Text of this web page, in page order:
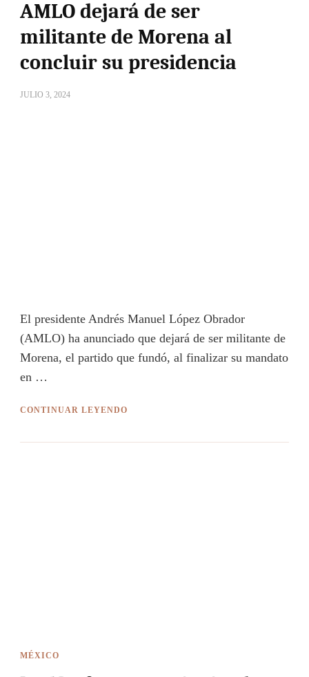
AMLO dejará de ser
militante de Morena al
concluir su presidencia
JULIO 3, 2024
El presidente Andrés Manuel López Obrador
(AMLO) ha anunciado que dejará de ser militante de
Morena, el partido que fundó, al finalizar su mandato
en …
CONTINUAR LEYENDO
MÉXICO